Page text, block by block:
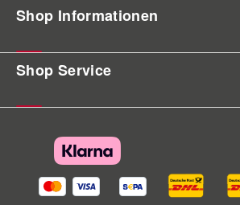
Shop Informationen
Shop Service